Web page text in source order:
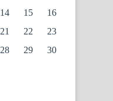
14 15
16
21 22
23
28 29
30